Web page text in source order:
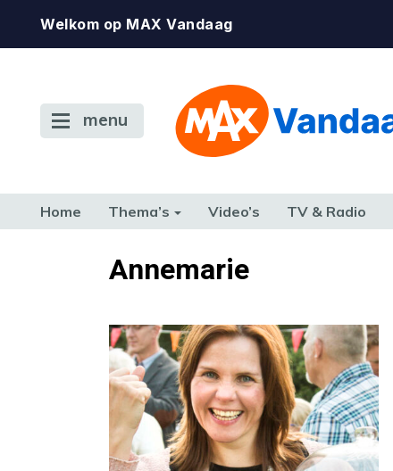
Welkom op MAX Vandaag
menu
Home Thema’s Video’s TV & Radio
TERUG NAAR TOENAnnemarie